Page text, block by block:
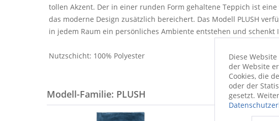
tollen Akzent. Der in einer runden Form gehaltene Teppich ist
das moderne Design zusätzlich bereichert. Das Modell PLUSH
in jedem Raum ein persönliches Ambiente entstehen und
Nutzschicht: 100% Polyester
Modell-Familie: PLUSH
Diese
der Website
Cookies, die
oder der
gesetzt.